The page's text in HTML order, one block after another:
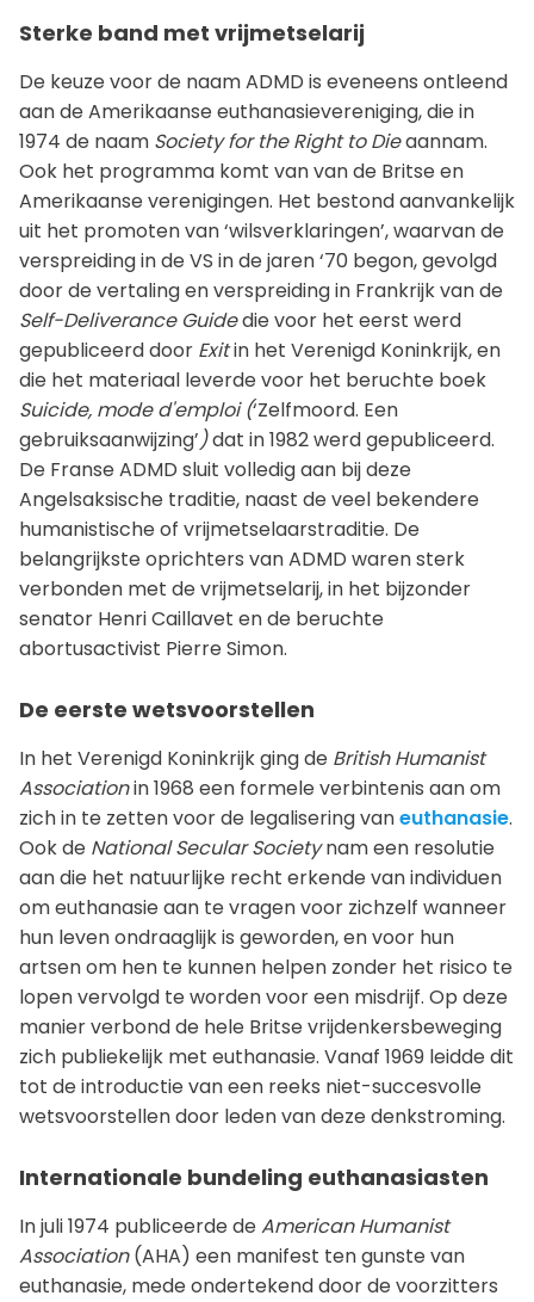
Sterke band met vrijmetselarij
De keuze voor de naam ADMD is eveneens ontleend
aan de Amerikaanse euthanasievereniging, die in
1974 de naam Society for the Right to Dieaannam.
Ook het programma komt van van de Britse en
Amerikaanse verenigingen. Het bestond aanvankelijk
uit het promoten van ‘wilsverklaringen’, waarvan de
verspreiding in de VS in de jaren ‘70 begon, gevolgd
door de vertaling en verspreiding in Frankrijk van de
Self-Deliverance Guidedie voor het eerst werd
gepubliceerd door Exitin het Verenigd Koninkrijk, en
die het materiaal leverde voor het beruchte boek
Suicide, mode d'emploi(‘Zelfmoord. Een
gebruiksaanwijzing’)dat in 1982 werd gepubliceerd.
De Franse ADMD sluit volledig aan bij deze
Angelsaksische traditie, naast de veel bekendere
humanistische of vrijmetselaarstraditie. De
belangrijkste oprichters van ADMD waren sterk
verbonden met de vrijmetselarij, in het bijzonder
senator Henri Caillavet en de beruchte
abortusactivist Pierre Simon.
De eerste wetsvoorstellen
In het Verenigd Koninkrijk ging de British Humanist
Associationin 1968 een formele verbintenis aan om
zich in te zetten voor de legalisering vaneuthanasie.
Ook de National Secular Societynam een resolutie
aan die het natuurlijke recht erkende van individuen
om euthanasie aan te vragen voor zichzelf wanneer
hun leven ondraaglijk is geworden, en voor hun
artsen om hen te kunnen helpen zonder het risico te
lopen vervolgd te worden voor een misdrijf. Op deze
manier verbond de hele Britse vrijdenkersbeweging
zich publiekelijk met euthanasie. Vanaf 1969 leidde dit
tot de introductie van een reeks niet-succesvolle
wetsvoorstellen door leden van deze denkstroming.
Internationale bundeling euthanasiasten
In juli 1974 publiceerde deAmerican Humanist
Association(AHA) een manifest ten gunste van
euthanasie, mede ondertekend door de voorzitters